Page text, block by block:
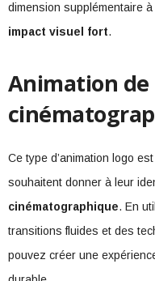
dimension supplémentaire
impact visuel fort.
Animation de
Ce type d’animation logo
souhaitent donner à leur
cinématographique. En
transitions fluides et des
pouvez créer une